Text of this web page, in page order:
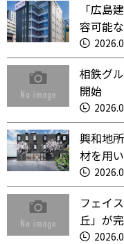
「広
容可能
相鉄グ
開始
興和地
材を用
フェイ
丘」が